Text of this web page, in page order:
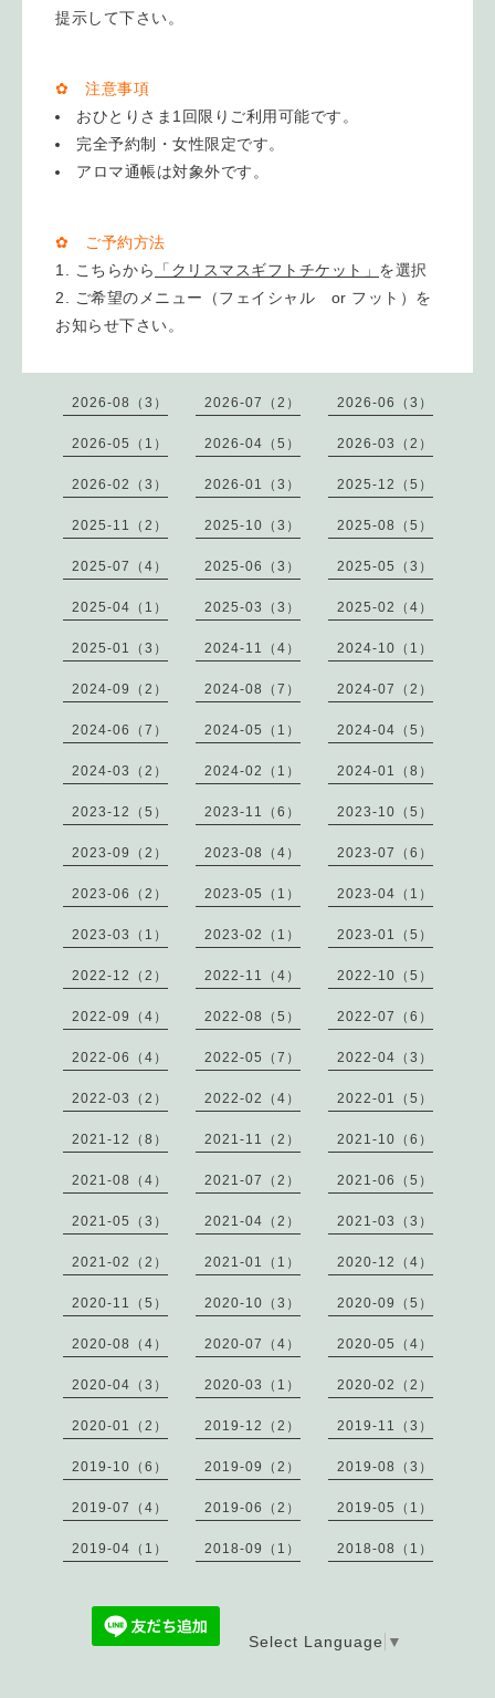
提示して下さい。
✿ 注意事項
おひとりさま1回限りご利用可能です。
完全予約制・女性限定です。
アロマ通帳は対象外です。
✿ ご予約方法
こちらから
「クリスマスギフトチケット」 を選択
ご希望のメニュー（フェイシャル or フット）を
お知らせ下さい。
2026-08（3） 2026-07（2） 2026-06（3）
2026-05（1） 2026-04（5） 2026-03（2）
2026-02（3） 2026-01（3） 2025-12（5）
2025-11（2） 2025-10（3） 2025-08（5）
2025-07（4） 2025-06（3） 2025-05（3）
2025-04（1） 2025-03（3） 2025-02（4）
2025-01（3） 2024-11（4） 2024-10（1）
2024-09（2） 2024-08（7） 2024-07（2）
2024-06（7） 2024-05（1） 2024-04（5）
2024-03（2） 2024-02（1） 2024-01（8）
2023-12（5） 2023-11（6） 2023-10（5）
2023-09（2） 2023-08（4） 2023-07（6）
2023-06（2） 2023-05（1） 2023-04（1）
2023-03（1） 2023-02（1） 2023-01（5）
2022-12（2） 2022-11（4） 2022-10（5）
2022-09（4） 2022-08（5） 2022-07（6）
2022-06（4） 2022-05（7） 2022-04（3）
2022-03（2） 2022-02（4） 2022-01（5）
2021-12（8） 2021-11（2） 2021-10（6）
2021-08（4） 2021-07（2） 2021-06（5）
2021-05（3） 2021-04（2） 2021-03（3）
2021-02（2） 2021-01（1） 2020-12（4）
2020-11（5） 2020-10（3） 2020-09（5）
2020-08（4） 2020-07（4） 2020-05（4）
2020-04（3） 2020-03（1） 2020-02（2）
2020-01（2） 2019-12（2） 2019-11（3）
2019-10（6） 2019-09（2） 2019-08（3）
2019-07（4） 2019-06（2） 2019-05（1）
2019-04（1） 2018-09（1） 2018-08（1）
Select Language ▼